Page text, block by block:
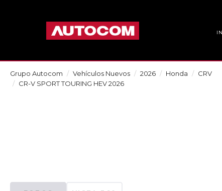
Grupo Autocom Vehículos Nuevos 2026 Honda
CRV
CR-V SPORT TOURING HEV 2026